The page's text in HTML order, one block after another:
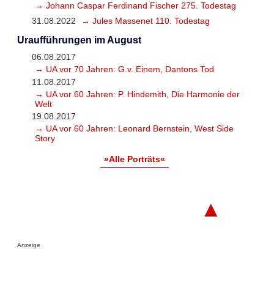
→ Johann Caspar Ferdinand Fischer 275. Todestag
31.08.2022
→ Jules Massenet 110. Todestag
Uraufführungen im August
06.08.2017
→ UA vor 70 Jahren: G.v. Einem, Dantons Tod
11.08.2017
→ UA vor 60 Jahren: P. Hindemith, Die Harmonie der
Welt
19.08.2017
→ UA vor 60 Jahren: Leonard Bernstein, West Side
Story
»Alle Porträts«
▲
Anzeige